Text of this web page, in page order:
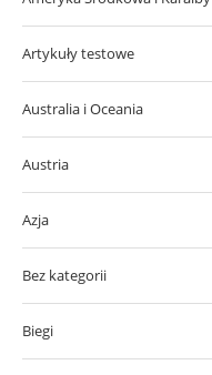
Artykuły testowe
Australia i Oceania
Austria
Azja
Bez kategorii
Biegi